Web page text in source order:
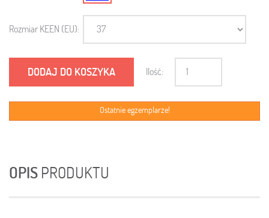
Rozmiar KEEN (EU):
DODAJ DO KOSZYKA Ilość:
Ostatnie egzemplarze!
OPIS PRODUKTU